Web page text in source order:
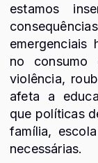
estamos
emergenciais
no consumo
violência,
afeta a
que políticas
família,
necessárias.